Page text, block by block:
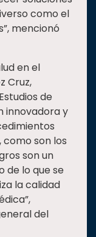
como el
mencionó
en el
Cruz,
de
innovadora y
son los
son un
de lo que se
la calidad
del